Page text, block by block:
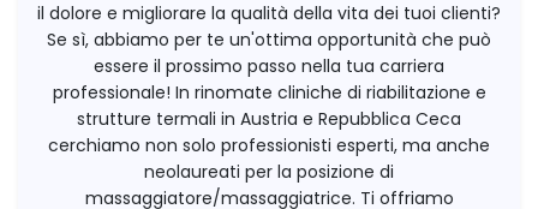
il dolore e migliorare la qualità della vita dei tuoi clienti?
Se sì, abbiamo per te un'ottima opportunità che può
essere il prossimo passo nella tua carriera
professionale! In rinomate cliniche di riabilitazione e
strutture termali in Austria e Repubblica Ceca
cerchiamo non solo professionisti esperti, ma anche
neolaureati per la posizione di
massaggiatore/massaggiatrice. Ti offriamo